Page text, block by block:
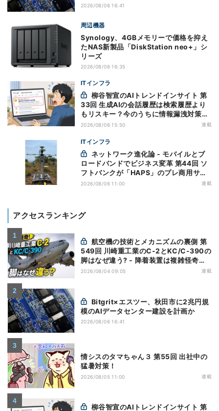
2026/08/06 16:41
周辺機器
Synology、4GBメモリーで価格を抑え
たNAS新製品「DiskStation neo+」シ
リーズ
2026/08/06 16:35
ITインフラ
33回 生成AIの会話履歴は検索履歴より
もリスキー？今のうちに情報漏洩対策を
万全にしておこう
2026/08/06 15:50 連載
ITインフラ
ロードバンドでビジネス変革 第44回 ソ
フトバンクが「HAPS」のプレ商用サー
ビス開始を表明、本格的な商用展開のめ
2026/08/06 11:00 連載
アクセスランキング
549回 川崎重工業のC-2とKC/C-390の
脚はなぜ違う? - 降着装置は複雑怪奇
(5)|軍用輸送機(10)
2026/08/04 09:05 連載
模のAIデータセンター建設を計画か
2026/08/06 16:41
情シスのタマちゃん３ 第55回 出社中の
猛暑対策！
2026/08/05 11:00 連載